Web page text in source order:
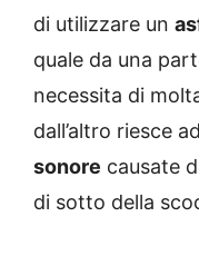
di utilizzare un
quale da una
necessita di
dall’altro riesce ad
sonore causate
di sotto della